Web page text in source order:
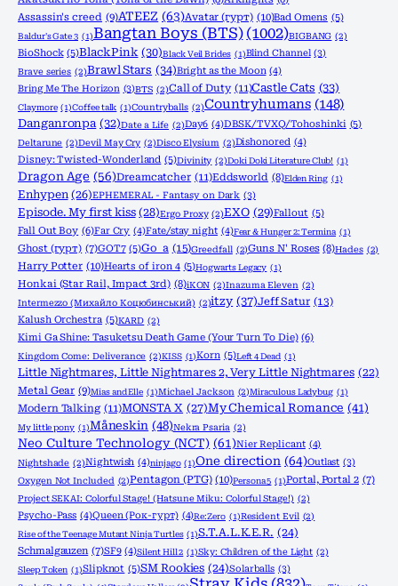
Assassin's creed (9)ATEEZ (63)Avatar (гурт) (10)Bad Omens (5)
Baldur's Gate 3 (1)Bangtan Boys (BTS) (1002)BIGBANG (2)
BioShock (5)BlackPink (30)Black Veil Brides (1)Blind Channel (3)
Brave series (2)Brawl Stars (34)Bright as the Moon (4)
Bring Me The Horizon (3)BTS (2)Call of Duty (11)Castle Cats (33)
Claymore (1)Coffee talk (1)Countryballs (2)Countryhumans (148)
Danganronpa (32)Date a Life (2)Day6 (4)DBSK/TVXQ/Tohoshinki (5)
Deltarune (2)Devil May Cry (2)Disco Elysium (2)Dishonored (4)
Disney: Twisted-Wonderland (5)Divinity (2)Doki Doki Literature Club! (1)
Dragon Age (56)Dreamcatcher (11)Eddsworld (8)Elden Ring (1)
Enhypen (26)EPHEMERAL - Fantasy on Dark (3)
Episode. My first kiss (28)Ergo Proxy (2)EXO (29)Fallout (5)
Fall Out Boy (6)Far Cry (4)Fate/stay night (4)Fear & Hunger 2: Termina (1)
Ghost (гурт) (7)GOT7 (5)Go_a (15)Greedfall (2)Guns N' Roses (8)Hades (2)
Harry Potter (10)Hearts of iron 4 (5)Hogwarts Legacy (1)
Honkai (Star Rail, Impact 3rd) (8)iKON (2)Inazuma Eleven (2)
Intermezzo (Михайло Коцюбинський) (2)itzy (37)Jeff Satur (13)
Kalush Orchestra (5)KARD (2)
Kimi Ga Shine: Tasuketsu Death Game (Your Turn To Die) (6)
Kingdom Come: Deliverance (2)KISS (1)Korn (5)Left 4 Dead (1)
Little Nightmares, Little Nightmares 2, Very Little Nightmares (22)
Metal Gear (9)Mias and Elle (1)Michael Jackson (2)Miraculous Ladybug (1)
Modern Talking (11)MONSTA X (27)My Chemical Romance (41)
My little pony (1)Måneskin (48)Nekra Psaria (2)
Neo Culture Technology (NCT) (61)Nier Replicant (4)
Nightshade (2)Nightwish (4)ninjago (1)One direction (64)Outlast (3)
Oxygen Not Included (2)Pentagon (PTG) (10)Persona 5 (1)Portal, Portal 2 (7)
Project SEKAI: Colorful Stage! (Hatsune Miku: Colorful Stage!) (2)
Psycho-Pass (4)Queen (Рок-гурт) (4)Re:Zero (1)Resident Evil (2)
Rise of the Teenage Mutant Ninja Turtles (1)S.T.A.L.K.E.R. (24)
Schmalgauzen (7)SF9 (4)Silent Hill 2 (1)Sky: Children of the Light (2)
Sleep Token (1)Slipknot (5)SM Rookies (24)Solarballs (3)